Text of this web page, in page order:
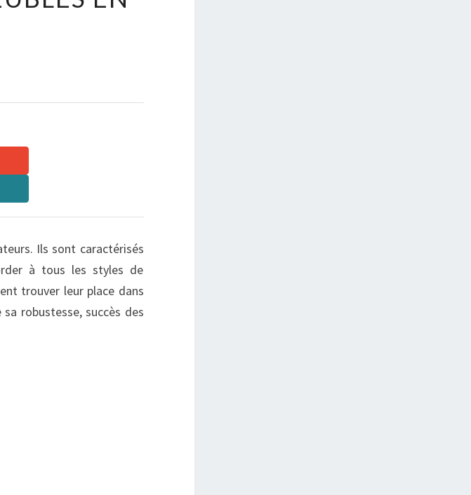
Ils sont caractérisés
à tous les styles de
trouver leur place dans
robustesse, succès des